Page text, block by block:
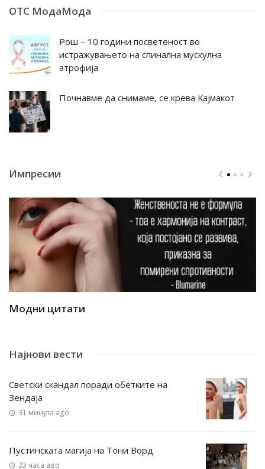
ОТС МодаМода
Рош – 10 години посветеност во
истражувањето на спинална мускулна
атрофија
Почнавме да снимаме, се крева Кајмакот
Импресии
Модни цитати
Најнови вести
Светски скандал поради обетките на
Зендаја
31 минута ago
Пустинската магија на Тони Ворд
23 часа ago